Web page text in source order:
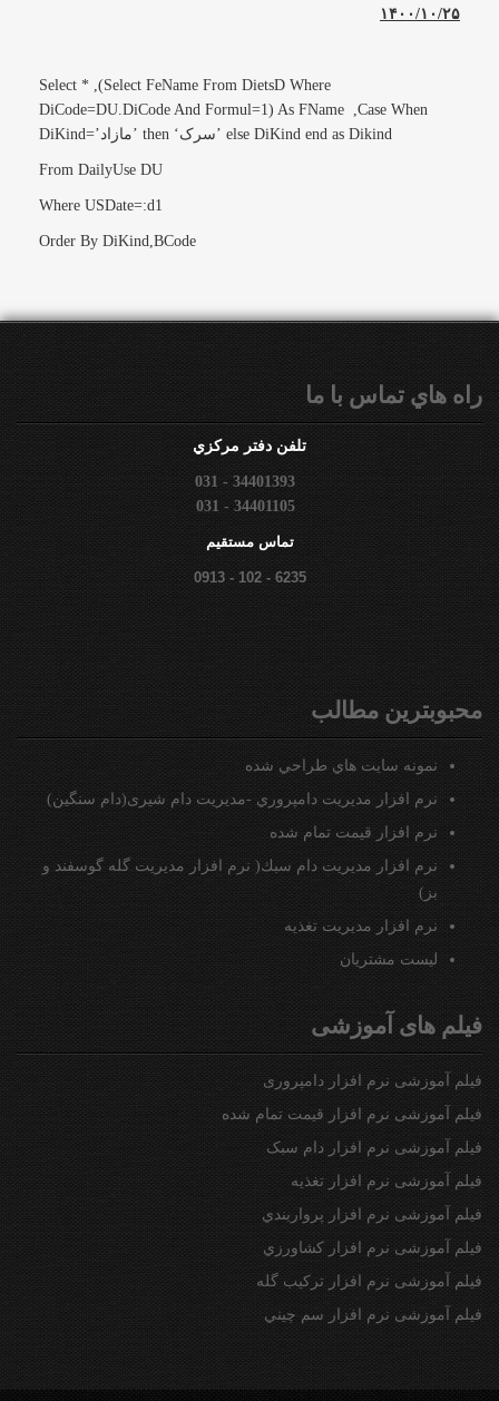
۱۴۰۰/۱۰/۲۵
Select * ,(Select FeName From DietsD Where
DiCode=DU.DiCode And Formul=1) As FName ,Case When
DiKind=’مازاد’ then ‘سرک’ else DiKind end as Dikind
From DailyUse DU
Where USDate=:d1
Order By DiKind,BCode
راه هاي تماس با ما
تلفن دفتر مركزي
031 - 34401393
031 - 34401105
تماس مستقيم
0913 - 102 - 6235
محبوبترين مطالب
نمونه سايت هاي طراحي شده
نرم افزار مديريت دامپروري -مدیریت دام شیری(دام سنگین)
نرم افزار قيمت تمام شده
نرم افزار مدیریت دام سبك( نرم افزار مدیریت گله گوسفند و
بز)
نرم افزار مديريت تغذيه
ليست مشتريان
فیلم های آموزشی
فیلم آموزشی نرم افزار دامپروری
فیلم آموزشی نرم افزار قیمت تمام شده
فیلم آموزشی نرم افزار دام سبک
فیلم آموزشی نرم افزار تغذیه
فیلم آموزشی نرم افزار پرواربندي
فیلم آموزشی نرم افزار كشاورزي
فیلم آموزشی نرم افزار تركيب گله
فیلم آموزشی نرم افزار سم چيني